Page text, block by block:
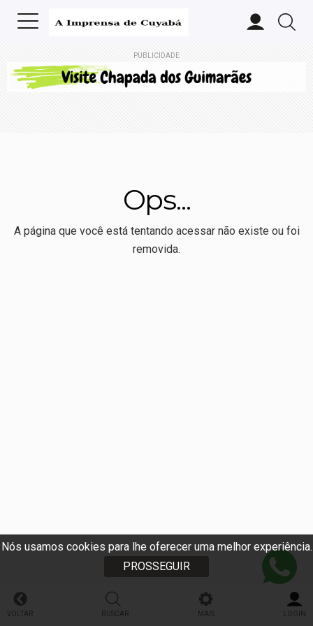
Nós usamos cookies para lhe oferecer uma melhor experiência.
PROSSEGUIR
PUBLICIDADE
Ops...
A página que você está tentando acessar não existe ou foi
removida.
VOLTAR BUSCAR MAIS LOGIN